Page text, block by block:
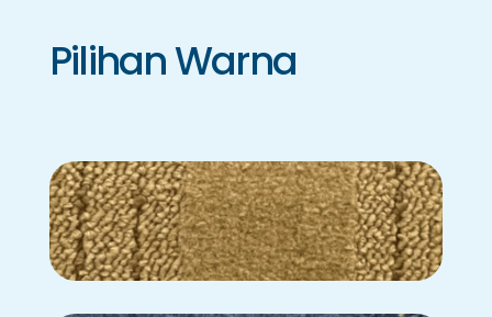
Pilihan Warna
C2-222